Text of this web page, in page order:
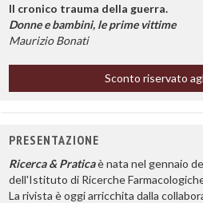
Il cronico trauma della guerra.
Donne e bambini, le prime vittime
Maurizio Bonati
Sconto riservato
PRESENTAZIONE
Ricerca & Praticaè nata nel gennaio
dell'Istituto di Ricerche
La rivista è oggi arricchita dalla